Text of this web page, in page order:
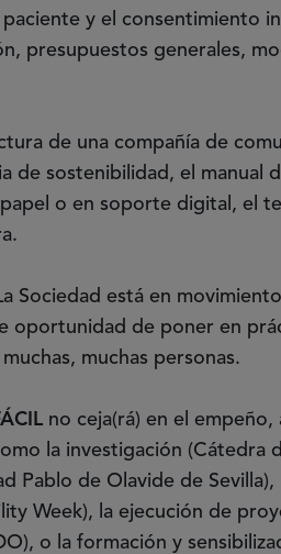
y el consentimiento
presupuestos generales,
de una compañía de
de sostenibilidad, el manual
o en soporte digital, el
Sociedad está en
oportunidad de poner en
muchas personas.
no ceja(rá) en el
la investigación (Cátedra
Pablo de Olavide de Sevilla),
Week), la ejecución de
o la formación y